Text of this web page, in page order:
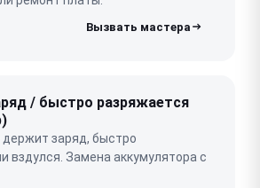
/ быстро разряжается
держит заряд, быстро
вздулся. Замена аккумулятора с